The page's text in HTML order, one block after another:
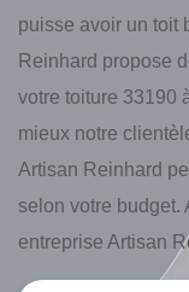
puisse avoir un toit
Reinhard propose
votre toiture 33190
mieux notre
Artisan Reinhard
selon votre budget.
entreprise Artisan